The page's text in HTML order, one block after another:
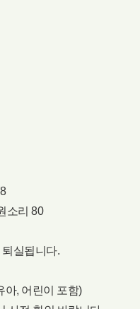
소리 80
실됩니다.
아, 어린이 포함)